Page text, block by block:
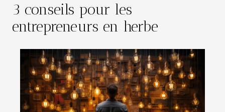
3 conseils pour les
entrepreneurs en herbe